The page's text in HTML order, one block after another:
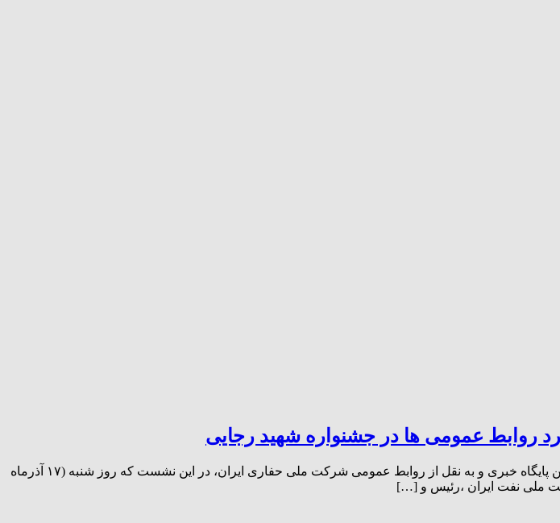
روابط عمومی ها در جشنواره شهید رجایی
نشست هم‌اندیشی کارگروه ارزیابی عملکرد روابط عمومی ها در جشنواره شهید رجایی به گزارش این پایگاه خبری و به نقل از روابط عمومی شرکت ملی حفاری ایران، در این نشست که روز شنبه (۱۷ آذرماه